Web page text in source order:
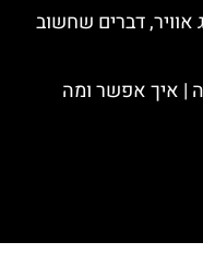
אוויר, דברים שחשוב
| איך אפשר ומה